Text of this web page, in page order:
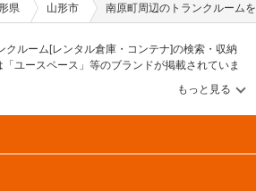
県 山形市 南原町周辺のトランクルーム
クルーム[レンタル倉庫・コンテナ]の検索・収納
ユースペース」等のブランドが掲載されていま
、広さ・料金[賃料]・セキュリティ・空調完備・24
条件で絞込み！豊富な物件数から様々な方法でご
せるトランクルーム情報サイトです。南原町で
つけたら、メールか電話でお問合せが可能です